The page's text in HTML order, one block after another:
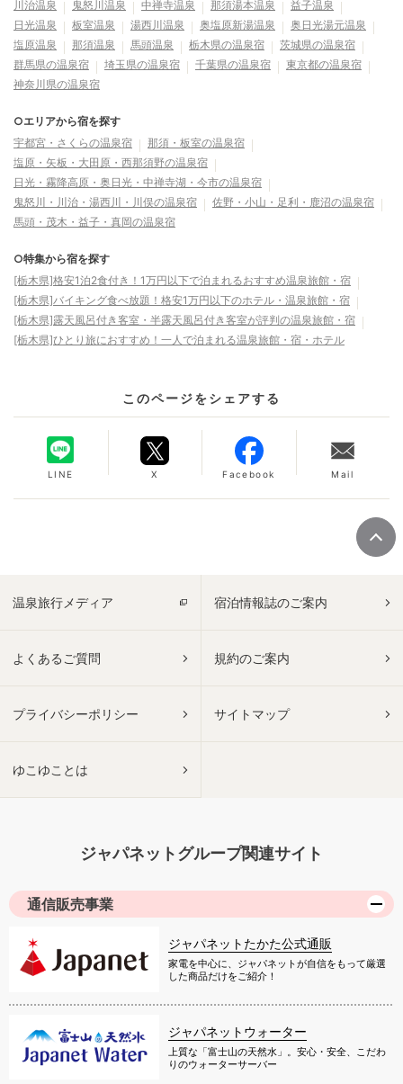
川治温泉
鬼怒川温泉 中禅寺温泉 那須湯本温泉
益子温泉
日光温泉
板室温泉 湯西川温泉 奥塩原新湯温泉
奥日光湯元温泉
塩原温泉
那須温泉 馬頭温泉 栃木県の温泉宿
茨城県の温泉宿
群馬県の温泉宿
埼玉県の温泉宿 千葉県の温泉宿
東京都の温泉宿
神奈川県の温泉宿
○エリアから宿を探す
宇都宮・さくらの温泉宿
那須・板室の温泉宿
塩原・矢板・大田原・西那須野の温泉宿
日光・霧降高原・奥日光・中禅寺湖・今市の温泉宿
鬼怒川・川治・湯西川・川俣の温泉宿
佐野・小山・足利・鹿沼の温泉宿
馬頭・茂木・益子・真岡の温泉宿
○特集から宿を探す
[栃木県]格安1泊2食付き！1万円以下で泊まれるおすすめ温泉旅館・宿
[栃木県]バイキング食べ放題！格安1万円以下のホテル・温泉旅館・宿
[栃木県]露天風呂付き客室・半露天風呂付き客室が評判の温泉旅館・宿
[栃木県]ひとり旅におすすめ！一人で泊まれる温泉旅館・宿・ホテル
このページをシェアする
LINE X Facebook Mail
温泉旅行メディア 宿泊情報誌のご案内
よくあるご質問 規約のご案内
プライバシーポリシー サイトマップ
ゆこゆことは
ジャパネットグループ関連サイト
通信販売事業
ジャパネットたかた公式通販
家電を中心に、ジャパネットが自信をもって厳選
した商品だけをご紹介！
ジャパネットウォーター
上質な「富士山の天然水」。安心・安全、こだわ
りのウォーターサーバー